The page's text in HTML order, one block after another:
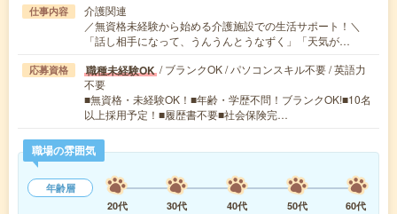
仕事内容
介護関連
／無資格未経験から始める介護施設での生活サポート！＼
「話し相手になって、うんうんとうなずく」「天気が…
応募資格 職種未経験OK / ブランクOK / パソコンスキル不要 / 英語力
不要
■無資格・未経験OK！■年齢・学歴不問！ブランクOK!■10名
以上採用予定！■履歴書不要■社会保険完…
職場の雰囲気
年齢層
20代
30代 40代 50代
60代